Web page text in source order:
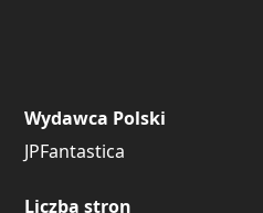
Wydawca Polski
JPFantastica
Liczba stron